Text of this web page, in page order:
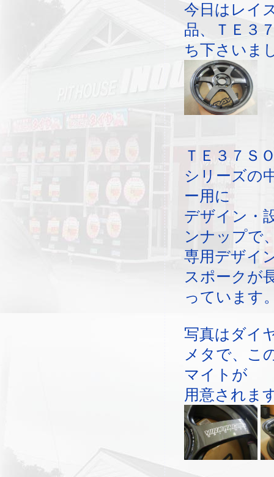
今日はレイ
品、ＴＥ３
ち下さいま
ＴＥ３７Ｓ
シリーズの
ー用に
デザイン・
ンナップで
専用デザイ
スポークが
っています
写真はダイ
メタで、こ
マイトが
用意されま